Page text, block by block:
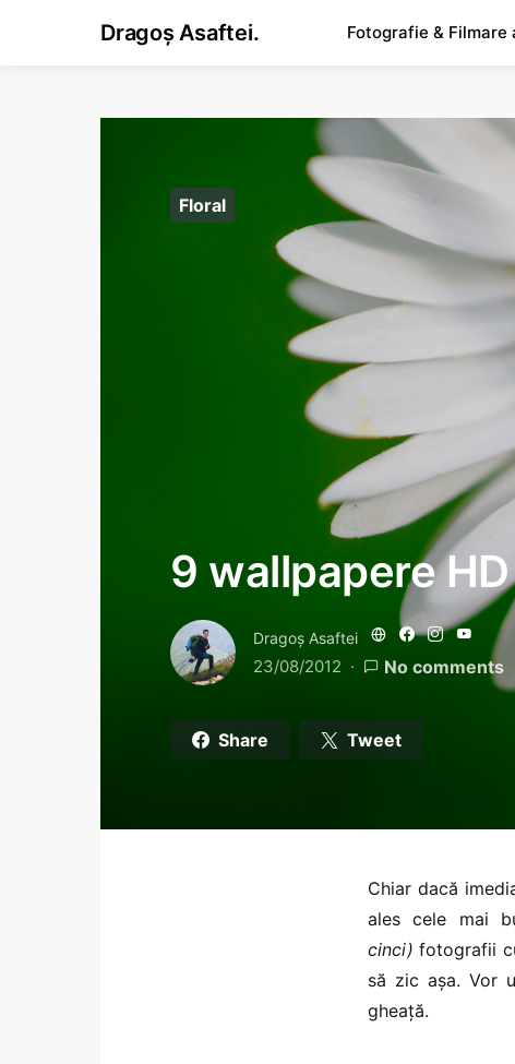
Dragoș Asaftei. Fotografie & Filmare
Floral
9 wallpapere
Dragoş Asaftei
23/08/2012 No comments
Share Tweet
Chiar dacă
ales cele mai
cinci) fotografii
să zic așa. Vor
gheață.